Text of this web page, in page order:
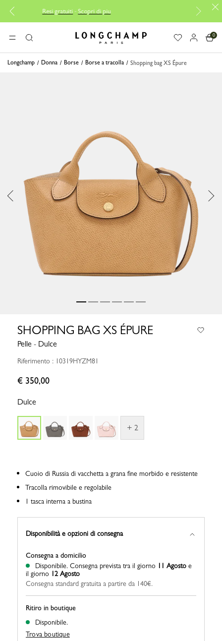
gratuiti Scopri di piu Consegna gratuita
MENURicerca Longchamp - Home
0
Longchamp Donna Borse Borse a tracolla Shopping bag XS Épure
SHOPPING BAG XS ÉPURE
Pelle - Dulce
Riferimento : 10319HYZM81
€ 350,00
Dulce
+ 2
Cuoio di Russia di vacchetta a grana fine morbido e resistente
Tracolla rimovibile e regolabile
1 tasca interna a bustina
Disponibilità e opzioni di consegna
Ritiro in boutique
Disponibile.
Trova boutique
Consegna a domicilio
Disponibile. Consegna prevista tra il giorno 11 Agosto e
il giorno 12 Agosto
Consegna standard gratuita a partire da 140€.